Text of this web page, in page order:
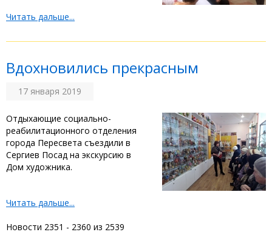
Читать дальше...
Вдохновились прекрасным
17 января 2019
Отдыхающие социально-
реабилитационного отделения
города Пересвета съездили в
Сергиев Посад на экскурсию в
Дом художника.
Читать дальше...
Новости 2351 - 2360 из 2539